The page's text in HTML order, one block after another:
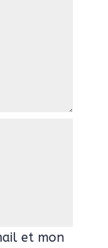
et mon